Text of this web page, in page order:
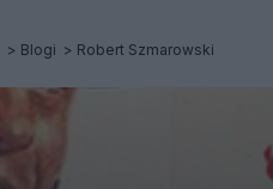
Blogi Robert Szmarowski